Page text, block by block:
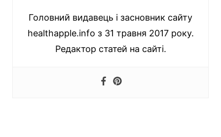
Головний видавець і засновник сайту
healthapple.info з 31 травня 2017 року.
Редактор статей на сайті.